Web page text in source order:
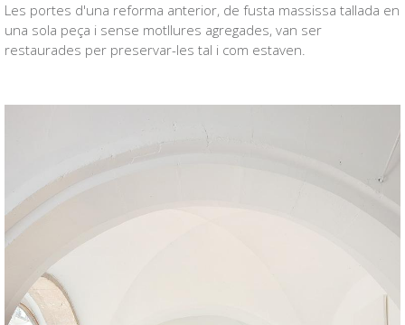
Les portes d'una reforma anterior, de fusta massissa tallada en
una sola peça i sense motllures agregades, van ser
restaurades per preservar-les tal i com estaven.